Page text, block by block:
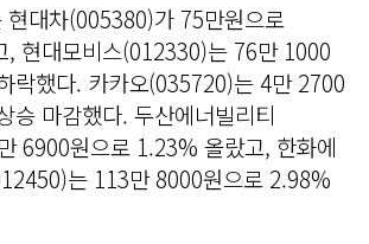
현대차(005380)가 75만원으로
, 현대모비스(012330)는 76만 1000
락했다. 카카오(035720)는 4만 2700
승 마감했다. 두산에너빌리티
6900원으로 1.23% 올랐고, 한화에
는 113만 8000원으로 2.98%